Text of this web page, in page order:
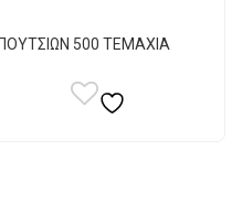
500 TEMAXIA